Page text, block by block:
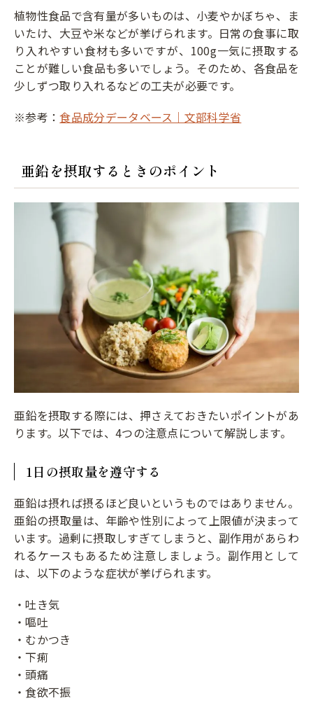
植物性食品で含有量が多いものは、小麦やかぼちゃ、ま
いたけ、大豆や米などが挙げられます。日常の食事に取
り入れやすい食材も多いですが、100g一気に摂取する
ことが難しい食品も多いでしょう。そのため、各食品を
少しずつ取り入れるなどの工夫が必要です。
※参考：食品成分データベース｜文部科学省
亜鉛を摂取するときのポイント
亜鉛を摂取する際には、押さえておきたいポイントがあ
ります。以下では、4つの注意点について解説します。
1日の摂取量を遵守する
亜鉛は摂れば摂るほど良いというものではありません。
亜鉛の摂取量は、年齢や性別によって上限値が決まって
います。過剰に摂取しすぎてしまうと、副作用があらわ
れるケースもあるため注意しましょう。副作用として
は、以下のような症状が挙げられます。
・吐き気
・嘔吐
・むかつき
・下痢
・頭痛
・食欲不振